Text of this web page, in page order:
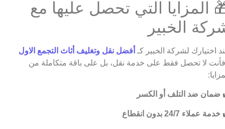
المزايا التي تحصل عليها مع
الخبير
اختيارك لشركة الخبير كـ أفضل نقل وتغليف أثاث التجمع الاول
لا تحصل فقط على خدمة نقل، بل على باقة متكاملة من
ضمان ضد التلف أو الكسر
خدمة عملاء 24/7 بدون انقطاع